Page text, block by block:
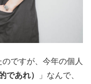
ですが、今年の個人
であれ）
」なんで、